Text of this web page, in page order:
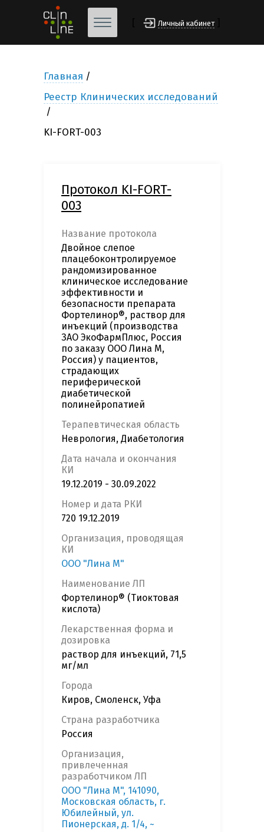
Личный кабинет
Главная
Реестр Клинических исследований
KI-FORT-003
Протокол KI-FORT-
003
Название протокола
Двойное слепое
плацебоконтролируемое
рандомизированное
клиническое исследование
эффективности и
безопасности препарата
Фортелинор®, раствор для
инъекций (производства
ЗАО ЭкоФармПлюс, Россия
по заказу ООО Лина М,
Россия) у пациентов,
страдающих
периферической
диабетической
полинейропатией
Терапевтическая область
Неврология, Диабетология
Дата начала и окончания
КИ
19.12.2019 - 30.09.2022
Номер и дата РКИ
720 19.12.2019
Организация, проводящая
КИ
ООО "Лина М"
Наименование ЛП
Фортелинор® (Тиоктовая
кислота)
Лекарственная форма и
дозировка
раствор для инъекций, 71,5
мг/мл
Города
Киров, Смоленск, Уфа
Страна разработчика
Россия
Организация,
привлеченная
разработчиком ЛП
ООО "Лина М", 141090,
Московская область, г.
Юбилейный, ул.
Пионерская, д. 1/4, ~